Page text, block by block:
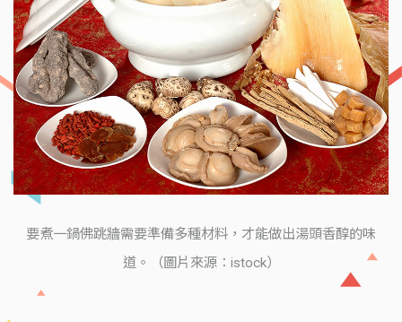
要煮一鍋佛跳牆需要準備多種材料，才能做出湯頭香醇的味
道。（圖片來源：istock）